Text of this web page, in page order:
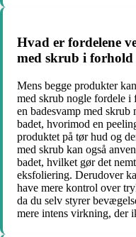
Hvad er fordelene
med skrub i forhold
Mens begge produkter
med skrub nogle fordele i
en badesvamp med skrub
badet, hvorimod en
produktet på tør hud og
med skrub kan også
badet, hvilket gør det
eksfoliering. Derudover
have mere kontrol over
da du selv styrer
mere intens virkning, der